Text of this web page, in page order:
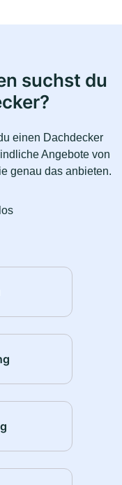
suchst du
einen Dachdecker
Angebote von
genau das anbieten.